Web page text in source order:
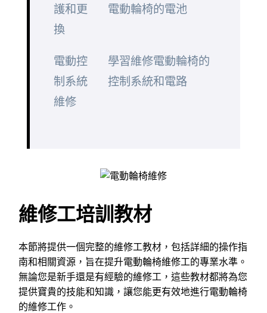
護和更
換
電動輪椅的電池
電動控
制系統
維修
學習維修電動輪椅的
控制系統和電路
維修工培訓教材
本節將提供一個完整的維修工教材，包括詳細的操作指
南和相關資源，旨在提升電動輪椅維修工的專業水準。
無論您是新手還是有經驗的維修工，這些教材都將為您
提供寶貴的技能和知識，讓您能更有效地進行電動輪椅
的維修工作。